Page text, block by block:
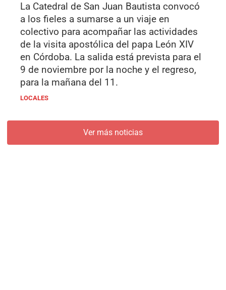
La Catedral de San Juan Bautista convocó
a los fieles a sumarse a un viaje en
colectivo para acompañar las actividades
de la visita apostólica del papa León XIV
en Córdoba. La salida está prevista para el
9 de noviembre por la noche y el regreso,
para la mañana del 11.
LOCALES
Ver más noticias